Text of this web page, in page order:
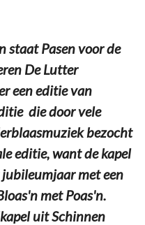
staat Pasen voor de
De Lutter
een editie van
die door vele
bezocht
editie, want de kapel
met een
met Poas'n.
uit Schinnen